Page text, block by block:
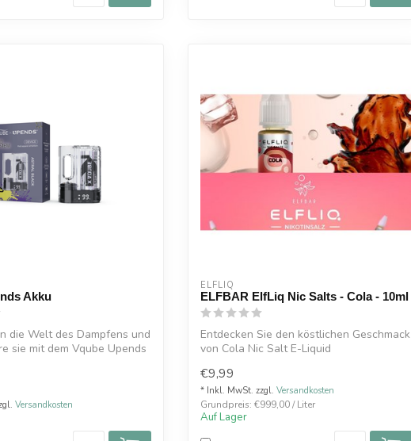
Akku
die Welt des Dampfens und
sie mit dem Vqube Upends
Versandkosten
ELFLIQ
ELFBAR ElfLiq Nic Salts - Cola - 10ml
Entdecken Sie den köstlichen Geschmack
von Cola Nic Salt E-Liquid
€9,99
* Inkl. MwSt. zzgl. Versandkosten
Grundpreis: €999,00 / Liter
Auf Lager